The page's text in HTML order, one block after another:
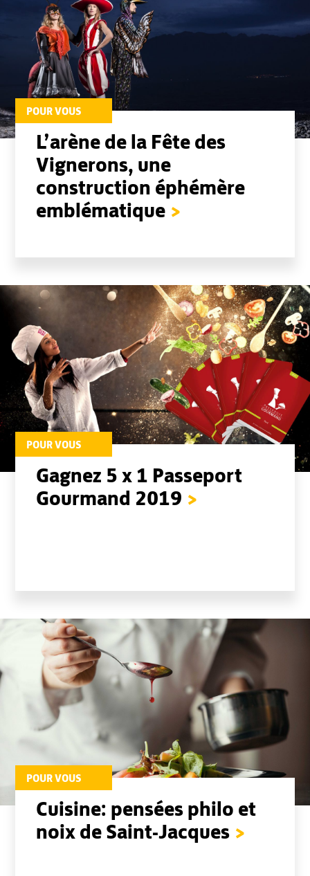
MENU
POUR VOUS
L’arène de la Fête des
Vignerons, une
construction éphémère
emblématique >
POUR VOUS
Gagnez 5 x 1 Passeport
Gourmand 2019 >
POUR VOUS
Cuisine: pensées philo et
noix de Saint-Jacques >